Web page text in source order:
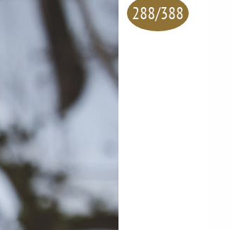
288/388